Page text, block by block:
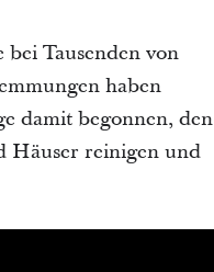
Tausenden von
haben
damit begonnen, den
Häuser reinigen und